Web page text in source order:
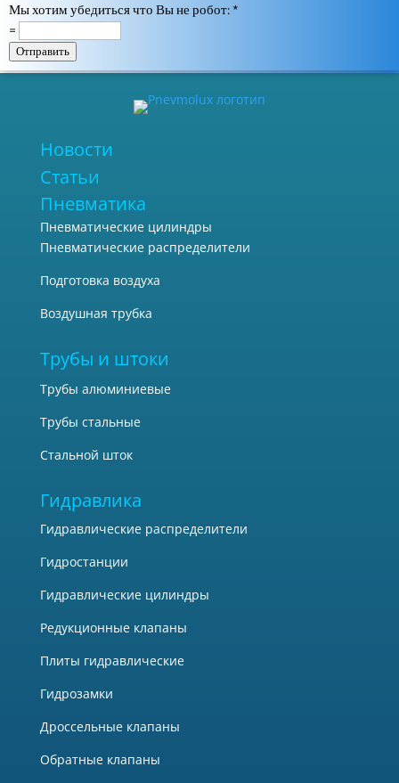
Мы хотим убедиться что Вы не робот:*
=
Отправить
Новости
Статьи
Пневматика
Пневматические цилиндры
Пневматические распределители
Подготовка воздуха
Воздушная трубка
Трубы и штоки
Трубы алюминиевые
Трубы стальные
Стальной шток
Гидравлика
Гидравлические распределители
Гидростанции
Гидравлические цилиндры
Редукционные клапаны
Плиты гидравлические
Гидрозамки
Дроссельные клапаны
Обратные клапаны